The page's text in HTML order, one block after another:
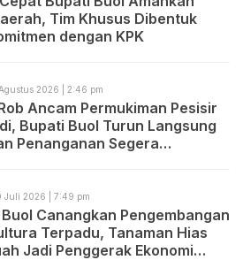
Tim Khusus Dibentuk
dengan KPK
2026 | 2:46 pm
Ancam Permukiman Pesisir
Bupati Buol Turun Langsung
Penanganan Segera
Juli 2026 | 7:49 pm
Canangkan Pengembangan
Terpadu, Tanaman Hias
Jadi Penggerak Ekonomi